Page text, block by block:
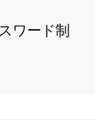
ワード制